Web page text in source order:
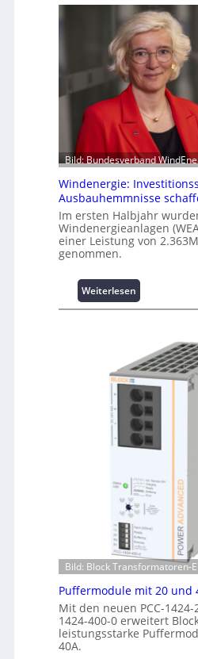
z
e
n
m
a
n
a
g
e
m
e
n
t
h
o
c
p
e
r
m
a
n
t
e
r
e
c
h
e
n
z
e
n
r
e
t
e
l
l
i
g
e
n
e
N
t
z
u
n
g
ü
e
c
h
u
n
g
f
C
r
m
p
w
r
k
z
e
Bild: Bundesverband
Windenergie:
Ausbauhemmnisse
Im ersten Halbjahr
Windenergieanlagen
einer Leistung von
genommen.
Weiterlesen
W
e
n
e
r
g
I
n
v
e
s
t
i
t
i
o
n
Bild: Block Transformatoren-
Puffermodule mit 20 und
Mit den neuen PCC-1424-
1424-400-0 erweitert
leistungsstarke
40A.